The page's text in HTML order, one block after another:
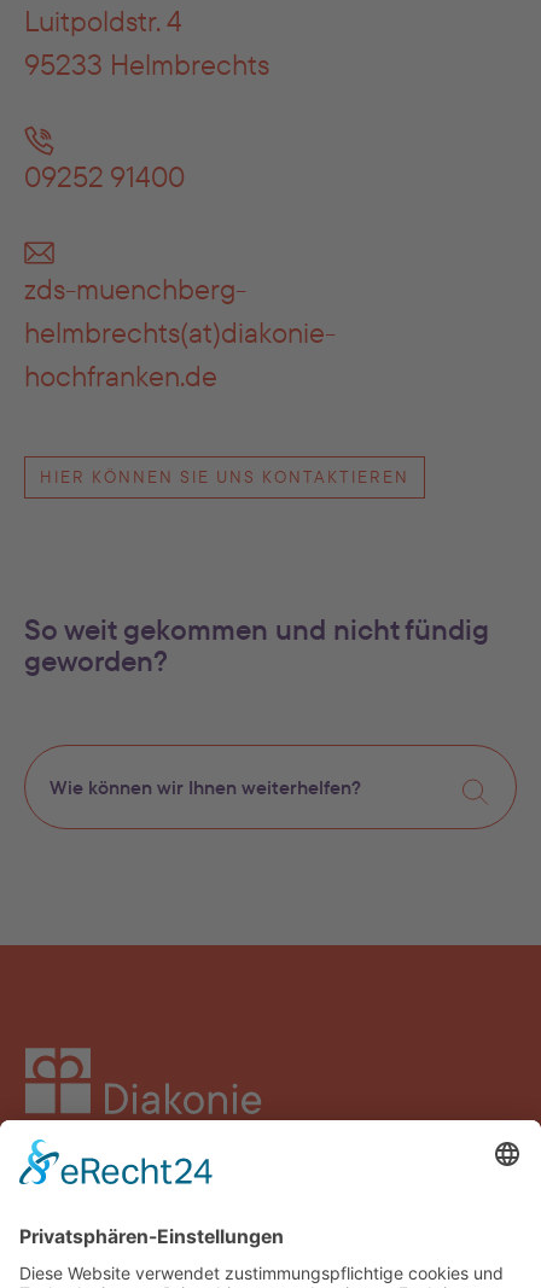
Luitpoldstr. 4
95233 Helmbrechts
09252 91400
zds-muenchberg-
helmbrechts(at)diakonie-
hochfranken.de
HIER KÖNNEN SIE UNS KONTAKTIEREN
So weit gekommen und nicht fündig
geworden?
FacebookInstagramLinkedInYouTube